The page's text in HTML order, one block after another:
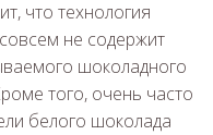
что технология
не содержит
шоколадного
того, очень часто
белого шоколада